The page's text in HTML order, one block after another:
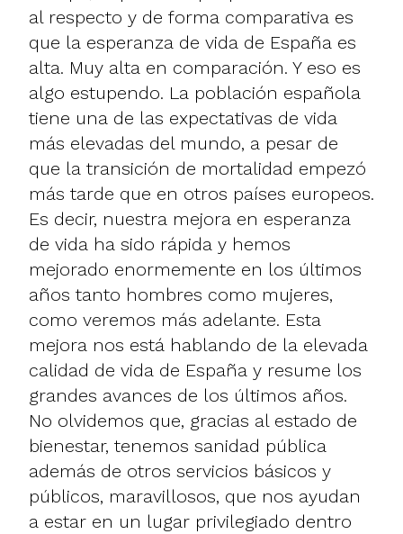
al respecto y de forma comparativa es
que la esperanza de vida de España es
alta. Muy alta en comparación. Y eso es
algo estupendo. La población española
tiene una de las expectativas de vida
más elevadas del mundo, a pesar de
que la transición de mortalidad empezó
más tarde que en otros países europeos.
Es decir, nuestra mejora en esperanza
de vida ha sido rápida y hemos
mejorado enormemente en los últimos
años tanto hombres como mujeres,
como veremos más adelante. Esta
mejora nos está hablando de la elevada
calidad de vida de España y resume los
grandes avances de los últimos años.
No olvidemos que, gracias al estado de
bienestar, tenemos sanidad pública
además de otros servicios básicos y
públicos, maravillosos, que nos ayudan
a estar en un lugar privilegiado dentro